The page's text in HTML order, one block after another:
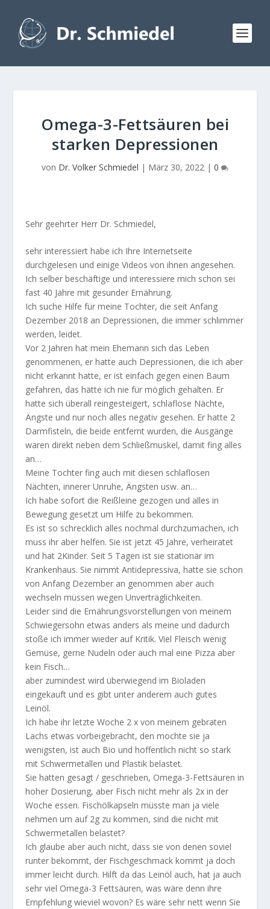
Omega-3-Fettsäuren bei
starken Depressionen
von Dr. Volker Schmiedel | März 30, 2022 | 0
Sehr geehrter Herr Dr. Schmiedel,
sehr interessiert habe ich Ihre Internetseite
durchgelesen und einige Videos von ihnen angesehen.
Ich selber beschäftige und interessiere mich schon sei
fast 40 Jahre mit gesunder Ernährung.
Ich suche Hilfe für meine Tochter, die seit Anfang
Dezember 2018 an Depressionen, die immer schlimmer
werden, leidet.
Vor 2 Jahren hat mein Ehemann sich das Leben
genommenen, er hatte auch Depressionen, die ich aber
nicht erkannt hatte, er ist einfach gegen einen Baum
gefahren, das hätte ich nie für möglich gehalten. Er
hatte sich überall reingesteigert, schlaflose Nächte,
Ängste und nur noch alles negativ gesehen. Er hatte 2
Darmfisteln, die beide entfernt wurden, die Ausgänge
waren direkt neben dem Schließmuskel, damit fing alles
an…
Meine Tochter fing auch mit diesen schlaflosen
Nächten, innerer Unruhe, Ängsten usw. an…
Ich habe sofort die Reißleine gezogen und alles in
Bewegung gesetzt um Hilfe zu bekommen.
Es ist so schrecklich alles nochmal durchzumachen, ich
muss ihr aber helfen. Sie ist jetzt 45 Jahre, verheiratet
und hat 2Kinder. Seit 5 Tagen ist sie stationär im
Krankenhaus. Sie nimmt Antidepressiva, hatte sie schon
von Anfang Dezember an genommen aber auch
wechseln müssen wegen Unverträglichkeiten.
Leider sind die Ernährungsvorstellungen von meinem
Schwiegersohn etwas anders als meine und dadurch
stoße ich immer wieder auf Kritik. Viel Fleisch wenig
Gemüse, gerne Nudeln oder auch mal eine Pizza aber
kein Fisch…
aber zumindest wird überwiegend im Bioladen
eingekauft und es gibt unter anderem auch gutes
Leinöl.
Ich habe ihr letzte Woche 2 x von meinem gebraten
Lachs etwas vorbeigebracht, den mochte sie ja
wenigsten, ist auch Bio und hoffentlich nicht so stark
mit Schwermetallen und Plastik belastet.
Sie hatten gesagt / geschrieben, Omega-3-Fettsäuren in
hoher Dosierung, aber Fisch nicht mehr als 2x in der
Woche essen. Fischölkapseln müsste man ja viele
nehmen um auf 2g zu kommen, sind die nicht mit
Schwermetallen belastet?
Ich glaube aber auch nicht, dass sie von denen soviel
runter bekommt, der Fischgeschmack kommt ja doch
immer leicht durch. Hilft da das Leinöl auch, hat ja auch
sehr viel Omega-3 Fettsäuren, was wäre denn ihre
Empfehlung wieviel wovon? Es wäre sehr nett wenn Sie